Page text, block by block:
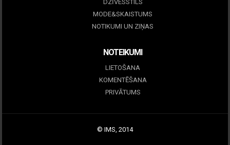
DZĪVESSTILS
MODE&SKAISTUMS
NOTIKUMI UN ZIŅAS
NOTEIKUMI
LIETOŠANA
KOMENTĒŠANA
PRIVĀTUMS
© IMS, 2014